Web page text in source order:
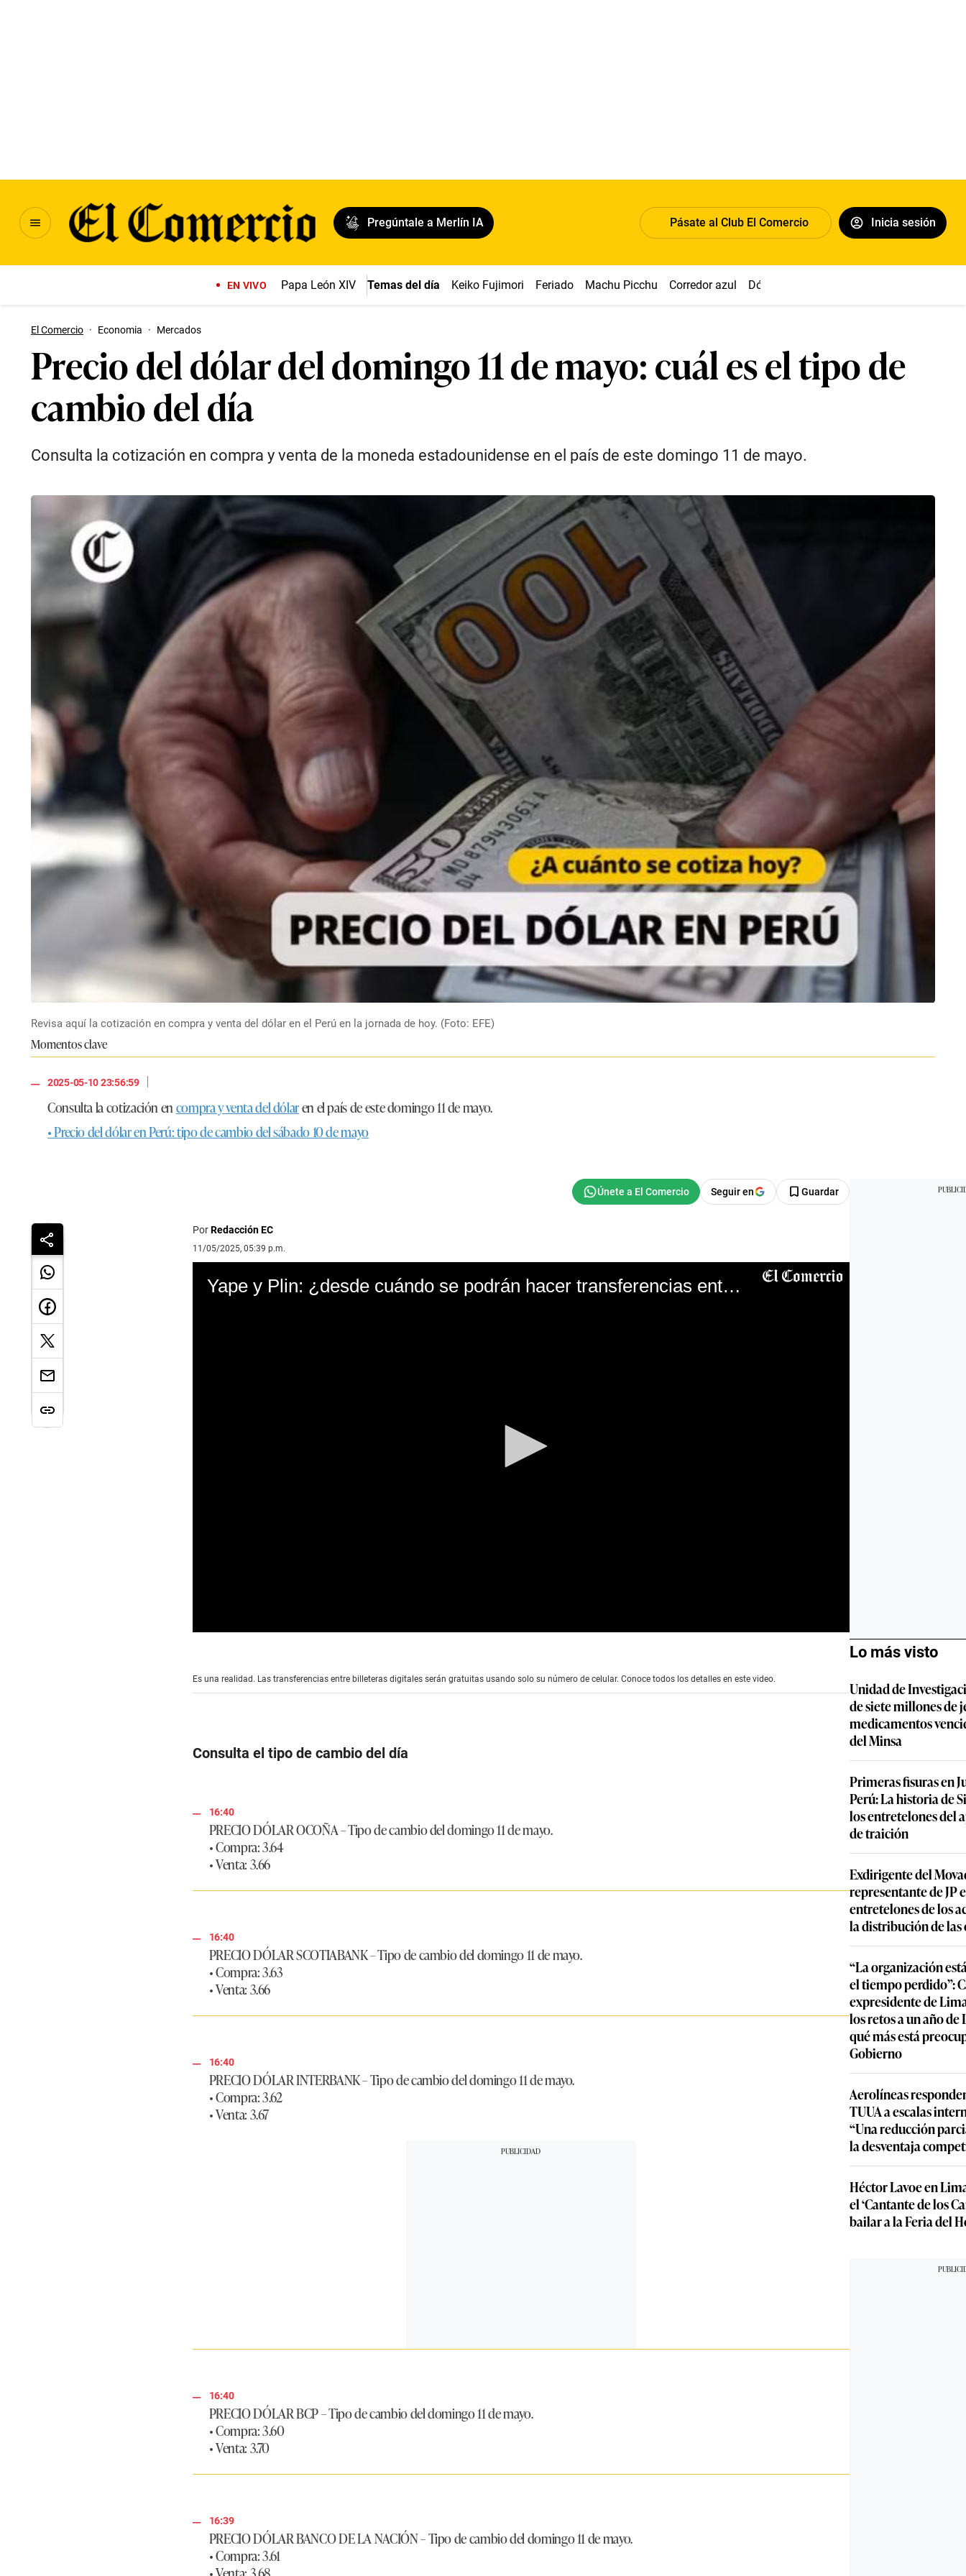
Pregúntale a Merlín IA Pásate al Club El Comercio Inicia sesión
EN VIVO Papa León XIV Temas del día Keiko Fujimori Feriado Machu Picchu Corredor azul Dólar
El Comercio · Economia · Mercados
Precio del dólar del domingo 11 de mayo: cuál es el tipo de
cambio del día
Consulta la cotización en compra y venta de la moneda estadounidense en el país de este domingo 11 de mayo.
Revisa aquí la cotización en compra y venta del dólar en el Perú en la jornada de hoy. (Foto: EFE)
Momentos clave
2025-05-10 23:56:59
|
Consulta la cotización encompra y venta del dólaren el país de este domingo 11 de mayo.
• Precio del dólar en Perú: tipo de cambio del sábado 10 de mayo
Seguir en Guardar
PorRedacción EC
11/05/2025, 05:39 p.m.
Yape y Plin: ¿desde cuándo se podrán hacer transferencias entre ambas billeteras?
o
n
1
c
s
9
Es una realidad. Las transferencias entre billeteras digitales serán gratuitas usando solo su número de celular. Conoce todos los detalles en este video.
Consulta el tipo de cambio del día
16:40
PRECIO DÓLAR OCOÑA– Tipo de cambio del domingo 11 de mayo.
• Compra: 3.64
• Venta: 3.66
16:40
PRECIO DÓLAR SCOTIABANK– Tipo de cambio del domingo 11 de mayo.
• Compra: 3.63
• Venta: 3.66
16:40
PRECIO DÓLAR INTERBANK– Tipo de cambio del domingo 11 de mayo.
• Compra: 3.62
• Venta: 3.67
16:40
PRECIO DÓLAR BCP– Tipo de cambio del domingo 11 de mayo.
• Compra: 3.60
• Venta: 3.70
16:39
PRECIO DÓLAR BANCO DE LA NACIÓN– Tipo de cambio del domingo 11 de mayo.
• Compra: 3.61
Lo más visto
Unidad de
de siete millones de
medicamentos
del Minsa
Primeras fisuras en
Perú: La historia de
los entretelones del
de traición
Exdirigente del
representante de JP
entretelones de los
la distribución de
“La organización
el tiempo perdido”:
expresidente de
los retos a un año de
qué más está
Gobierno
Aerolíneas
TUUA a escalas
“Una reducción
la desventaja
Héctor Lavoe en
el ‘Cantante de los
bailar a la Feria del